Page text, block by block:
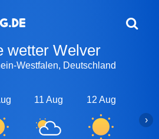
wetter Welver
Westfalen, Deutschland
11 Aug 12 Aug
›